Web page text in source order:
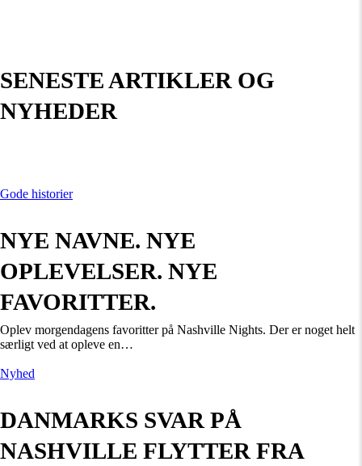
SENESTE ARTIKLER OG
NYHEDER
Gode historier
NYE NAVNE. NYE
OPLEVELSER. NYE
FAVORITTER.
Oplev morgendagens favoritter på Nashville Nights. Der er noget helt
særligt ved at opleve en…
Nyhed
DANMARKS SVAR PÅ
NASHVILLE FLYTTER FRA